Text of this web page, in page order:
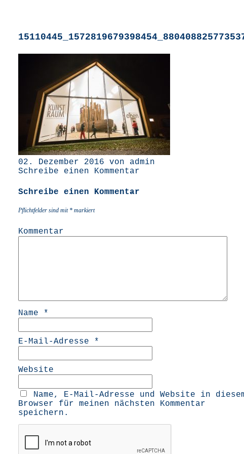
02. Dezember 2016 von admin
Schreibe einen Kommentar
Schreibe einen Kommentar
Pflichtfelder sind mit * markiert
Kommentar
Name *
E-Mail-Adresse *
Website
Name, E-Mail-Adresse und Website in
Browser für meinen nächsten Kommentar
speichern.